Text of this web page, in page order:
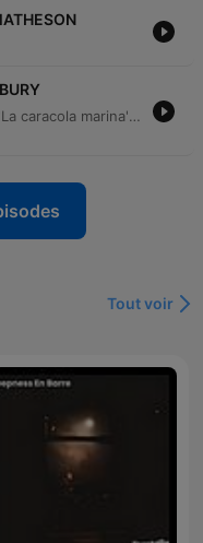
En este episodio, exploramos el relato 'La caracola marina' de Ray Bradbury. Tras una breve introducción a la vida y obra del autor, nos adentramos en la historia de Johnny, un niño enfermo que encuentra en una caracola un portal sensorial hacia el océano. A través del sonido de la caracola, Johnny experimenta la inmensidad del mar, una aventura que trasciende su encierro. El relato culmina cuando su madre, al descubrir el objeto, se ve envuelta en la misma conexión sensorial y profunda con el océano.
Tout voir